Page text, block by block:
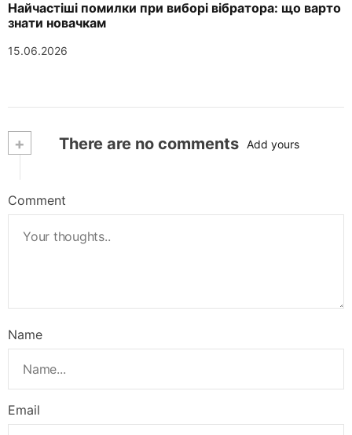
Найчастіші помилки при виборі вібратора: що варто
знати новачкам
15.06.2026
+ There are no comments Add yours
Comment
Name
Email